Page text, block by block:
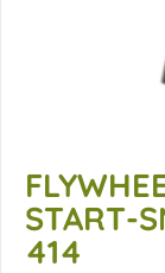
START-
414